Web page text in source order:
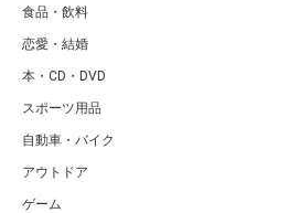
食品・飲料
恋愛・結婚
本・CD・DVD
スポーツ用品
自動車・バイク
アウトドア
ゲーム